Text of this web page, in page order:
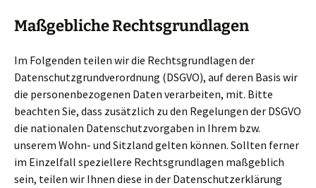
Maßgebliche Rechtsgrundlagen
Im Folgenden teilen wir die Rechtsgrundlagen der
Datenschutzgrundverordnung (DSGVO), auf deren Basis wir
die personenbezogenen Daten verarbeiten, mit. Bitte
beachten Sie, dass zusätzlich zu den Regelungen der DSGVO
die nationalen Datenschutzvorgaben in Ihrem bzw.
unserem Wohn- und Sitzland gelten können. Sollten ferner
im Einzelfall speziellere Rechtsgrundlagen maßgeblich
sein, teilen wir Ihnen diese in der Datenschutzerklärung